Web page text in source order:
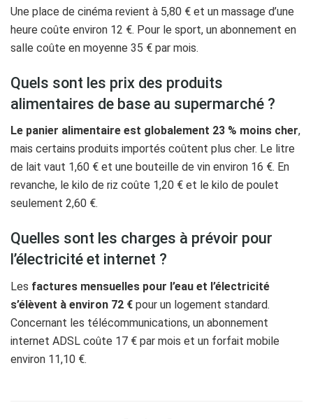
Une place de cinéma revient à 5,80 € et un massage d’une
heure coûte environ 12 €. Pour le sport, un abonnement en
salle coûte en moyenne 35 € par mois.
Quels sont les prix des produits
alimentaires de base au supermarché ?
Le panier alimentaire est globalement 23 % moins cher,
mais certains produits importés coûtent plus cher. Le litre
de lait vaut 1,60 € et une bouteille de vin environ 16 €. En
revanche, le kilo de riz coûte 1,20 € et le kilo de poulet
seulement 2,60 €.
Quelles sont les charges à prévoir pour
l’électricité et internet ?
Les factures mensuelles pour l’eau et l’électricité
s’élèvent à environ 72 € pour un logement standard.
Concernant les télécommunications, un abonnement
internet ADSL coûte 17 € par mois et un forfait mobile
environ 11,10 €.